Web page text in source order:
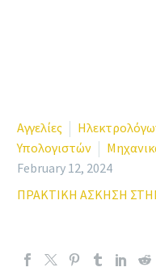
Αγγελίες
Υπολογιστών
February 12, 2024
ΠΡΑΚΤΙΚΗ ΑΣΚΗΣΗ ΣΤΗΝ